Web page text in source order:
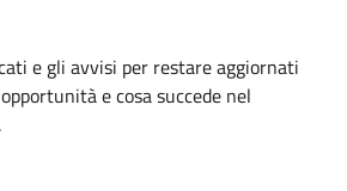
e gli avvisi per restare aggiornati
e cosa succede nel